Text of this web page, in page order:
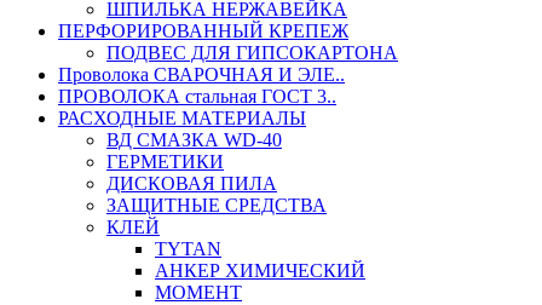
ШПИЛЬКА НЕРЖАВЕЙКА
ПЕРФОРИРОВАННЫЙ КРЕПЕЖ
ПОДВЕС ДЛЯ ГИПСОКАРТОНА
Проволока СВАРОЧНАЯ И ЭЛЕ..
ПРОВОЛОКА стальная ГОСТ 3..
РАСХОДНЫЕ МАТЕРИАЛЫ
ВД СМАЗКА WD-40
ГЕРМЕТИКИ
ДИСКОВАЯ ПИЛА
ЗАЩИТНЫЕ СРЕДСТВА
КЛЕЙ
TYTAN
АНКЕР ХИМИЧЕСКИЙ
МОМЕНТ